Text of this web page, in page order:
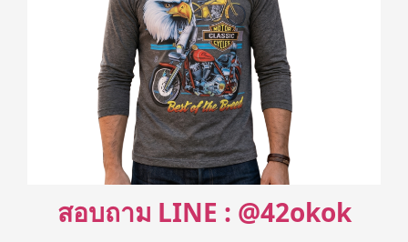
สอบถาม LINE : @42okok